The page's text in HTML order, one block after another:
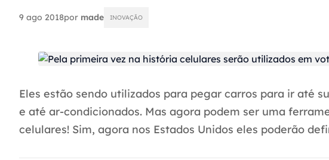
9 ago 2018por made INOVAÇÃO
Eles estão sendo utilizados para pegar carros para ir até
e até ar-condicionados. Mas agora podem ser uma
celulares! Sim, agora nos Estados Unidos eles poderão